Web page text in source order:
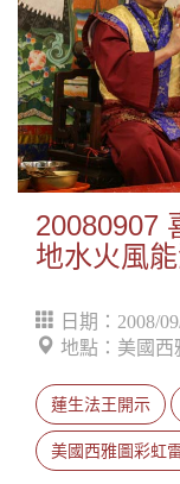
20080907
地水火風
日期：2008/
地點：美國西
蓮生法王開示
美國西雅圖彩虹